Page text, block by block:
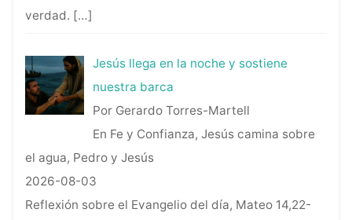
verdad. […]
Jesús llega en la noche y sostiene
nuestra barca
Por Gerardo Torres-Martell
En Fe y Confianza, Jesús camina sobre
el agua, Pedro y Jesús
2026-08-03
Reflexión sobre el Evangelio del día, Mateo 14,22-